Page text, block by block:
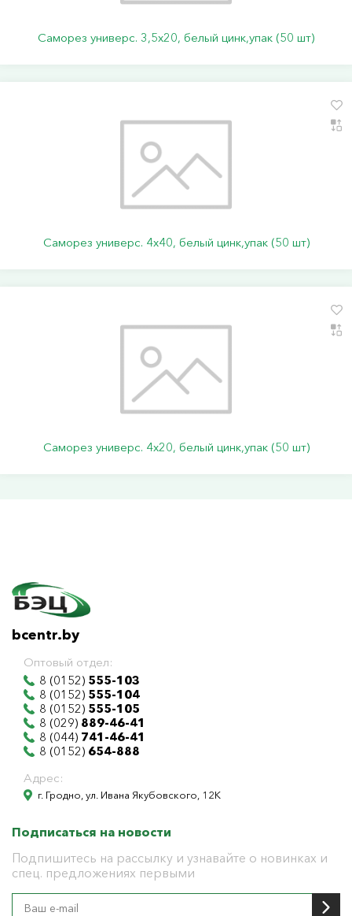
Саморез универс. 3,5х20, белый цинк,упак (50 шт)
Саморез универс. 4х40, белый цинк,упак (50 шт)
Саморез универс. 4х20, белый цинк,упак (50 шт)
bcentr.by
Оптовый отдел:
8 (0152) 555-103
8 (0152) 555-104
8 (0152) 555-105
8 (029) 889-46-41
8 (044) 741-46-41
8 (0152) 654-888
Адрес:
г. Гродно, ул. Ивана Якубовского, 12К
Подписаться на новости
Подпишитесь на рассылку и узнавайте о новинках и
спец. предложениях первыми